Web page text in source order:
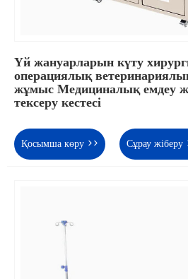
Үй жануарларын күту
операциялық
жұмыс Медициналық емдеу
тексеру кестесі
Қосымша көру >> Сұрау жіберу